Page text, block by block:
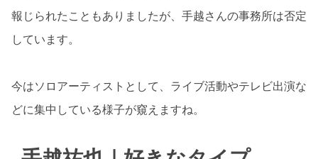
報じられたこともありましたが、手越さんの事務所は否定
しています。
今はソロアーティストとして、ライブ活動やテレビ出演な
どに集中している様子が窺えますね。